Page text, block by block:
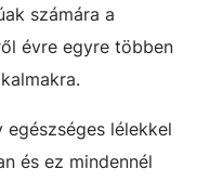
számára a
évre egyre többen
egészséges lélekkel
és ez mindennél